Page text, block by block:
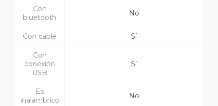
Con
bluetooth
No
Con cable Sí
Con
conexión
USB
Sí
Es
inalámbrico
No